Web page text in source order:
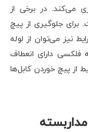
می‌کند. در برخی از
جلوگیری از پیچ
نیز می‌توان از لوله
فلکسی دارای انعطاف
از پیچ خوردن کابل‌ها